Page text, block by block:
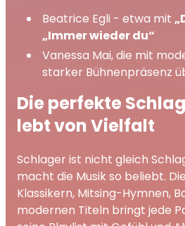
Beatrice Egli - etwa mit
„Immer wieder du“
Vanessa Mai, die mit
starker Bühnenpräsenz
Die perfekte
lebt von Vielfalt
Schlager ist nicht gleich
macht die Musik so beliebt.
Klassikern, Mitsing-Hymnen,
modernen Titeln bringt jede